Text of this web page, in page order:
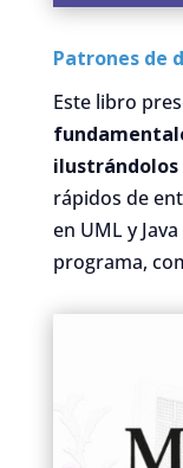
Patrones de
Este libro
ilustrándolos
rápidos de
en UML y
programa,